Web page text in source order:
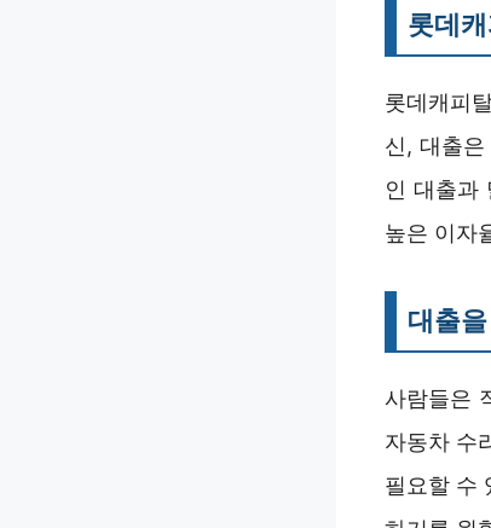
롯데
롯데캐피
신, 대출
인 대출과
높은 이자
대출
사람들은
자동차 수
필요할 수